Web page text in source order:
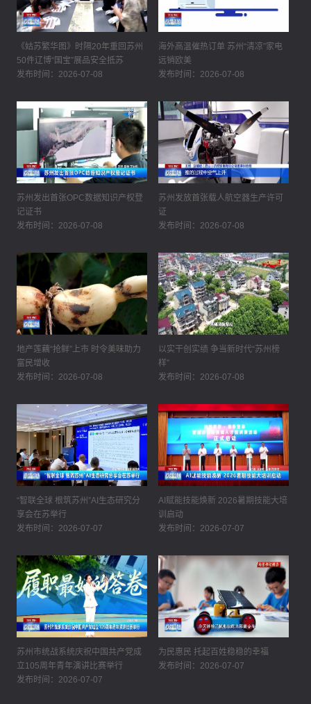
《姑苏繁华图》时隔20年重回苏州
50件辽博“国宝”展品安全抵苏
发布时间：2026-07-08
海外高温催热订单 苏州“清凉”家电
远销欧美
发布时间：2026-07-08
苏州发出首张OPC数据知识产权登
记证书
发布时间：2026-07-08
苏州发放首张载人航空器生产许可
证
发布时间：2026-07-08
地产莲藕“抢鲜”上市 时令美味助力
富民增收
发布时间：2026-07-08
以实干创实绩 争当新时代“苏州榜
样”
发布时间：2026-07-08
“智联全球 根筑苏州”AI生态研究分
享会在苏举行
发布时间：2026-07-07
AI赋能技能焕新 2026暑期技能大培
训启动
发布时间：2026-07-07
苏州市统战系统庆祝中国共产党成
立105周年青年演讲比赛举行
发布时间：2026-07-07
为民惠民 托起百姓稳稳的幸福
发布时间：2026-07-07